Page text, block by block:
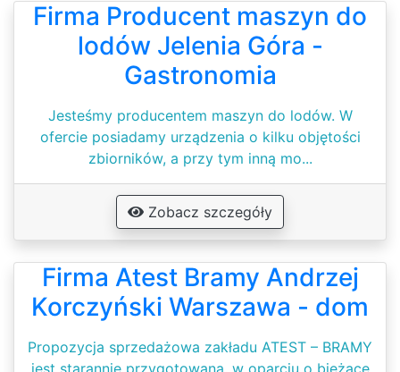
Firma Producent maszyn do
lodów Jelenia Góra -
Gastronomia
Jesteśmy producentem maszyn do lodów. W
ofercie posiadamy urządzenia o kilku objętości
zbiorników, a przy tym inną mo...
Zobacz szczegóły
Firma Atest Bramy Andrzej
Korczyński Warszawa - dom
Propozycja sprzedażowa zakładu ATEST – BRAMY